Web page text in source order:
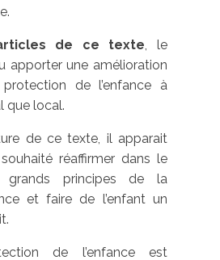
de ce texte , le
apporter une amélioration
de l’enfance à
que local.
de ce texte, il apparait
réaffirmer dans le
principes de la
et faire de l’enfant un
de l’enfance est